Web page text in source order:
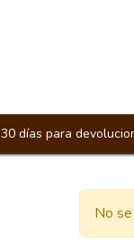
30 días para
No